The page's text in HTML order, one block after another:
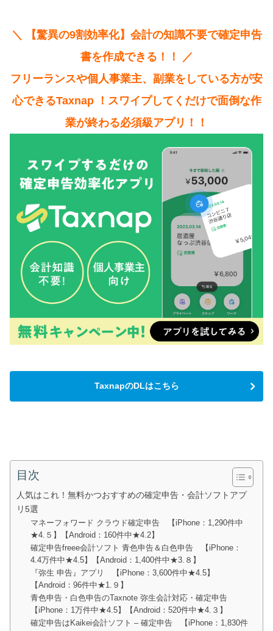
＼ 【驚異の9割効率化】会計の知識不要で確定申告
書を作成できる！！ ／
フリーランスや個人事業主、副業をしている方が安
心できるTaxnap ！スワイプしてくだけで面倒な作
業が終わる必須級アプリ！！
TaxnapのDLはこちら
目次
人気はこれ！無料かつおすすめの確定申告・会計ソフトアプ
リ5選
マネーフォワード クラウド確定申告 【iPhone：1,290件中
★4.５】【Android：160件中★4.2】
確定申告freee会計ソフト 青色申告＆白色申告 【iPhone：
4.4万件中★4.5】【Android：1,400件中★3.８】
『弥生 申告』アプリ 【iPhone：3,600件中★4.5】
【Android：96件中★1.９】
青色申告・白色申告のTaxnote 弥生会計対応・確定申告
【iPhone：1万件中★4.5】【Android：520件中★4.３】
確定申告はKaikei会計ソフト – 確定申告 【iPhone：1,830件